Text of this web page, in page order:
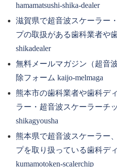
hamamatsushi-shika-dealer
滋賀県で超音波スケーラー
プの取扱がある歯科業者や
shikadealer
無料メールマガジン（超音
除フォーム kaijo-melmaga
熊本市の歯科業者や歯科デ
ラー・超音波スケーラーチ
shikagyousha
熊本県で超音波スケーラー
プを取り扱っている歯科デ
kumamotoken-scalerchip